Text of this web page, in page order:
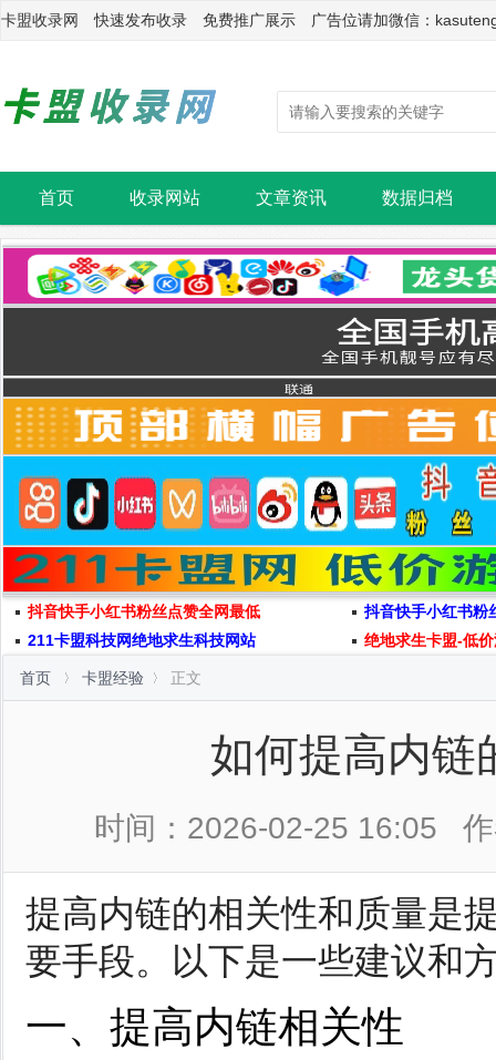
卡盟收录网 快速发布收录 免费推广展示 广告位请加微信：
首页 收录网站 文章资讯 数据归档
抖音快手小红书粉丝点赞全网最低
抖音快手小红书粉
211卡盟科技网绝地求生科技网站
绝地求生卡盟-低
首页 卡盟经验 正文
如何提高内链
时间：2026-02-25 16:05
提高内链的相关性和质量是
要手段。以下是一些建议和
一、提高内链相关性